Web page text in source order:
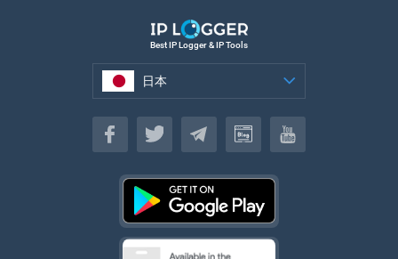
Best IP Logger & IP Tools
日本
日本